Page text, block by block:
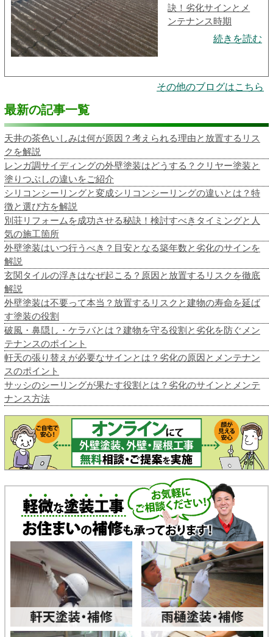
訣！劣化サインとメ
ンテナンス時期
続きを読む
その他のブログはこちら
最新の記事一覧
天井の茶色いしみは何が原因？考えられる理由と放置するリス
クを解説
レンガ調サイディングの外壁塗装はどうする？クリヤー塗装と
塗りつぶしの違いをご紹介
シリコンシーリングと変成シリコンシーリングの違いとは？特
徴と選び方を解説
別荘リフォームを成功させる秘訣！検討すべきタイミングと人
気の施工箇所
外壁塗装はいつ行うべき？目安となる築年数と劣化のサインを
解説
玄関タイルの浮きはなぜ起こる？原因と放置するリスクを徹底
解説
外壁塗装は不要って本当？放置するリスクと建物の寿命を延ば
す塗装の役割
破風・鼻隠し・ケラバとは？建物を守る役割と劣化を防ぐメン
テナンスのポイント
軒天の張り替えが必要なサインとは？劣化の原因とメンテナン
スのポイント
サッシのシーリングが果たす役割とは？劣化のサインとメンテ
ナンス方法